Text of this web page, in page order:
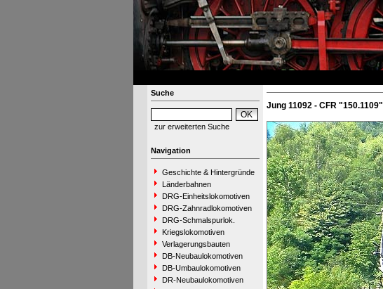
Suche
zur erweiterten Suche
Navigation
Geschichte & Hintergründe
Länderbahnen
DRG-Einheitslokomotiven
DRG-Zahnradlokomotiven
DRG-Schmalspurlok.
Kriegslokomotiven
Verlagerungsbauten
DB-Neubaulokomotiven
DB-Umbaulokomotiven
DR-Neubaulokomotiven
Jung 11092 - CFR "150.1109"